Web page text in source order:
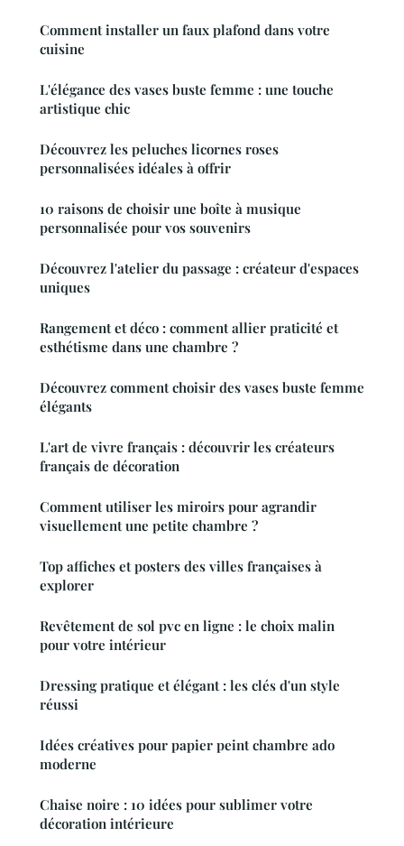
Comment installer un faux plafond dans votre
cuisine
L'élégance des vases buste femme : une touche
artistique chic
Découvrez les peluches licornes roses
personnalisées idéales à offrir
10 raisons de choisir une boîte à musique
personnalisée pour vos souvenirs
Découvrez l'atelier du passage : créateur d'espaces
uniques
Rangement et déco : comment allier praticité et
esthétisme dans une chambre ?
Découvrez comment choisir des vases buste femme
élégants
L'art de vivre français : découvrir les créateurs
français de décoration
Comment utiliser les miroirs pour agrandir
visuellement une petite chambre ?
Top affiches et posters des villes françaises à
explorer
Revêtement de sol pvc en ligne : le choix malin
pour votre intérieur
Dressing pratique et élégant : les clés d'un style
réussi
Idées créatives pour papier peint chambre ado
moderne
Chaise noire : 10 idées pour sublimer votre
décoration intérieure